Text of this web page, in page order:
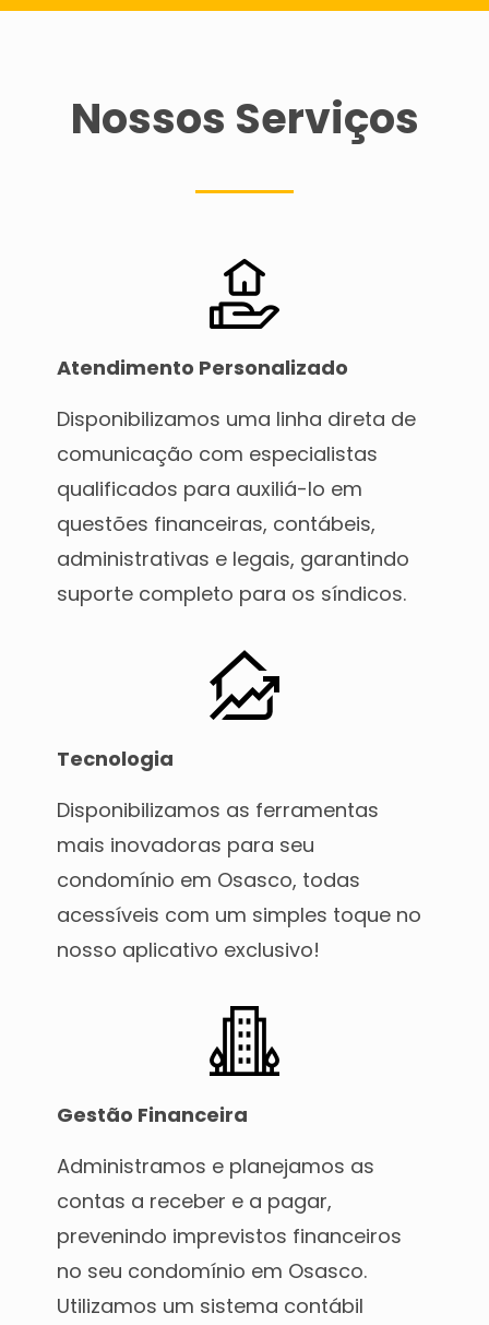
Nossos Serviços
Atendimento Personalizado
Disponibilizamos uma linha direta de
comunicação com especialistas
qualificados para auxiliá-lo em
questões financeiras, contábeis,
administrativas e legais, garantindo
suporte completo para os síndicos.
Tecnologia
Disponibilizamos as ferramentas
mais inovadoras para seu
condomínio em Osasco, todas
acessíveis com um simples toque no
nosso aplicativo exclusivo!
Gestão Financeira
Administramos e planejamos as
contas a receber e a pagar,
prevenindo imprevistos financeiros
no seu condomínio em Osasco.
Utilizamos um sistema contábil